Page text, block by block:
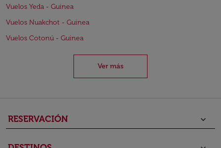
Vuelos Yeda - Guinea
Vuelos Nuakchot - Guinea
Vuelos Cotonú - Guinea
Ver más
RESERVACIÓN keyboard_arrow_down